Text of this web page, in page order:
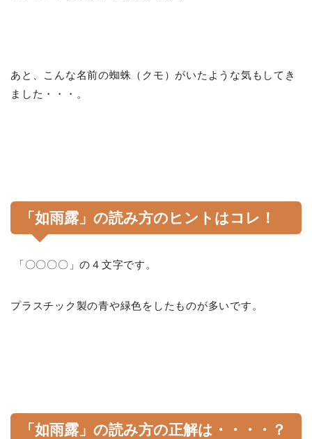
あと、こんな名前の蜘蛛（クモ）がいたような気もしてき
ました・・・。
「如雨露」の読み方のヒントはコレ！
「〇〇〇〇」の４文字です。
プラスチック製の青や緑色をしたものが多いです。
「如雨露」の読み方の正解は・・・・？